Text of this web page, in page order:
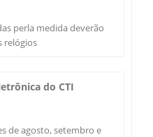
perla medida deverão
relógios
do CTI
de agosto, setembro e